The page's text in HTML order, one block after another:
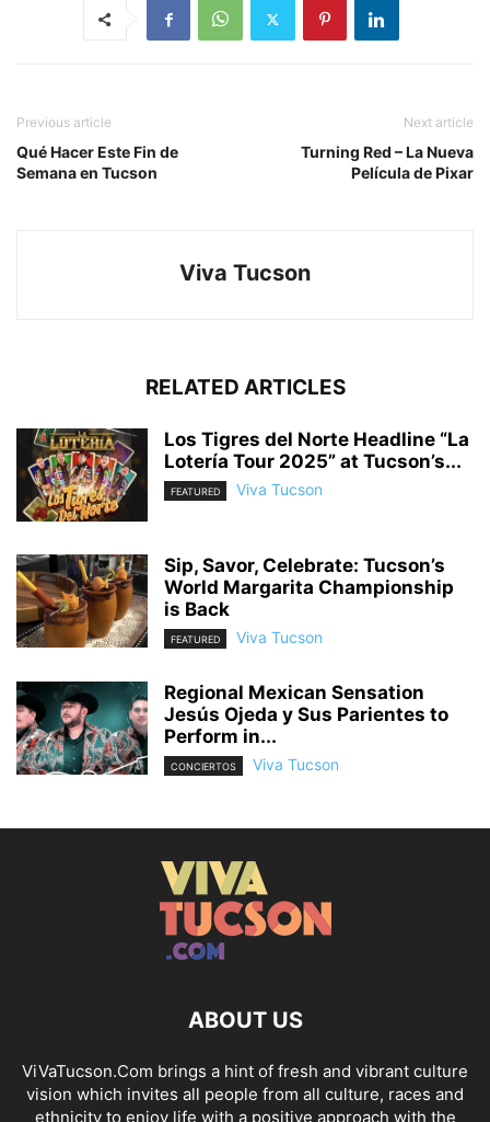
Previous article
Qué Hacer Este Fin de
Semana en Tucson
Next article
Turning Red – La Nueva
Película de Pixar
Viva Tucson
RELATED ARTICLES
Los Tigres del Norte Headline “La
Lotería Tour 2025” at Tucson’s...
FEATURED Viva Tucson
Sip, Savor, Celebrate: Tucson’s
World Margarita Championship
is Back
FEATURED Viva Tucson
Regional Mexican Sensation
Jesús Ojeda y Sus Parientes to
Perform in...
CONCIERTOS Viva Tucson
ABOUT US
ViVaTucson.Com brings a hint of fresh and vibrant culture
vision which invites all people from all culture, races and
ethnicity to enjoy life with a positive approach with the